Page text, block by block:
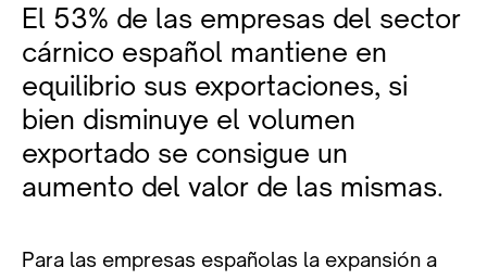
El 53% de las empresas del sector
cárnico español mantiene en
equilibrio sus exportaciones, si
bien disminuye el volumen
exportado se consigue un
aumento del valor de las mismas.
Para las empresas españolas la expansión a